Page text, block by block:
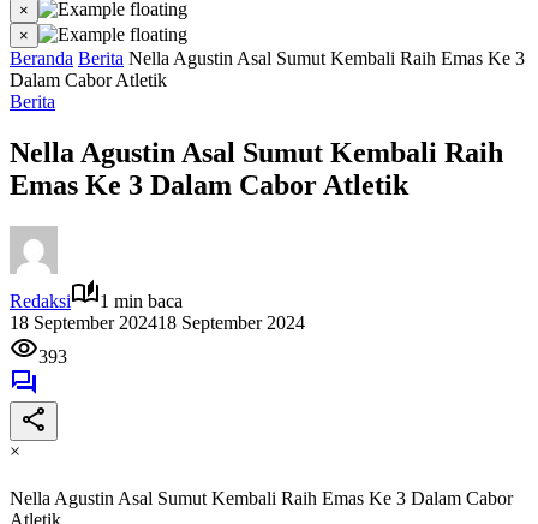
×
×
Beranda Berita Nella Agustin Asal Sumut Kembali Raih Emas Ke 3
Dalam Cabor Atletik
Berita
Nella Agustin Asal Sumut Kembali Raih
Emas Ke 3 Dalam Cabor Atletik
Redaksi
1 min baca
18 September 202418 September 2024
393
×
Nella Agustin Asal Sumut Kembali Raih Emas Ke 3 Dalam Cabor
Atletik